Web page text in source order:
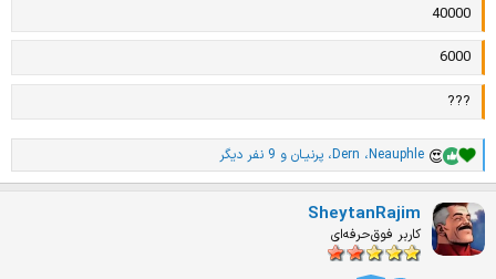
40000
6000
???
ا
م
ت
ی
ز
Neauphle، Dern، پرنیـان و 9 نفر دیگر
SheytanRajim
کاربر فوق‌حرفه‌ای